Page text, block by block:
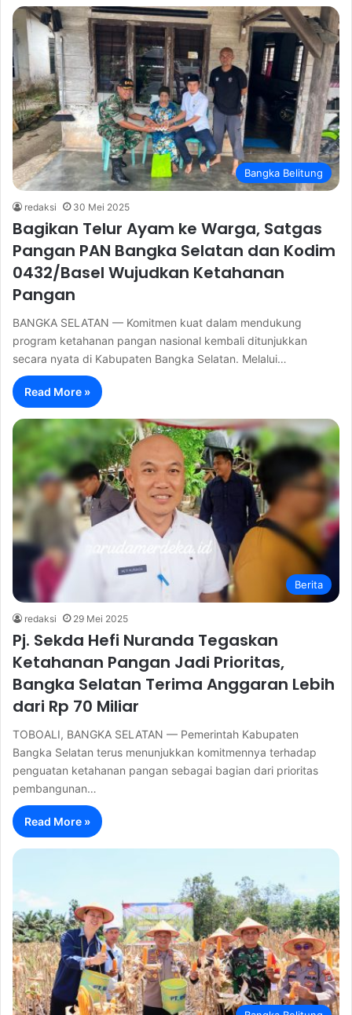
Bangka Belitung
redaksi 30 Mei 2025
Bagikan Telur Ayam ke Warga, Satgas
Pangan PAN Bangka Selatan dan Kodim
0432/Basel Wujudkan Ketahanan
Pangan
BANGKA SELATAN — Komitmen kuat dalam mendukung
program ketahanan pangan nasional kembali ditunjukkan
secara nyata di Kabupaten Bangka Selatan. Melalui…
Read More »
Berita
redaksi 29 Mei 2025
Pj. Sekda Hefi Nuranda Tegaskan
Ketahanan Pangan Jadi Prioritas,
Bangka Selatan Terima Anggaran Lebih
dari Rp 70 Miliar
TOBOALI, BANGKA SELATAN — Pemerintah Kabupaten
Bangka Selatan terus menunjukkan komitmennya terhadap
penguatan ketahanan pangan sebagai bagian dari prioritas
pembangunan…
Read More »